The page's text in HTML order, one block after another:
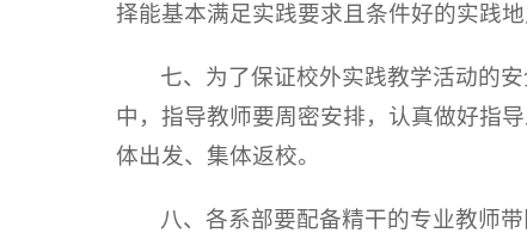
择能基本满足实践要求且条件好的实践
七、为了保证校外实践教学活动的
中，指导教师要周密安排，认真做好指
体出发、集体返校。
八、各系部要配备精干的专业教师